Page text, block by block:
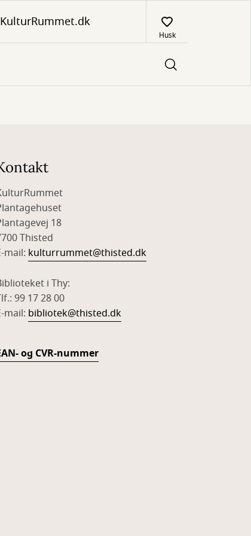
Husk
18
Thisted
mail: kulturrummet@thisted.dk
i Thy:
99 17 28 00
mail: bibliotek@thisted.dk
og CVR-nummer